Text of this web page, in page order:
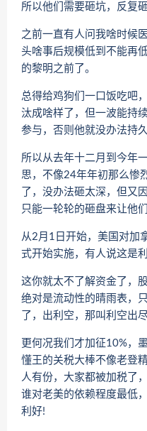
所以他们需要砸坑，反复
之前一直有人问我啥时候
头啥事后规模低到不能再
的黎明之前了。
总得给鸡狗们一口饭吃吧
汰成啥样了，但一波能持
参与，否则他就没办法持久
所以从去年十二月到今年
思，不像24年年初那么惨
了，没办法砸太深，但又
只能一轮轮的砸盘来让他们
从2月1日开始，美国对加
式开始实施，有人说这是
这你就太不了解资金了，
绝对是流动性的晴雨表，
了，出利空，那叫利空出
更何况我们才加征10%，
懂王的关税大棒不像老登
人有份，大家都被加税了
谁对老美的依赖程度最低
利好!